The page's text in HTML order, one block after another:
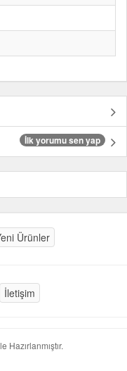
İlk yorumu sen yap
Ürünler
İletişim
Hazırlanmıştır.